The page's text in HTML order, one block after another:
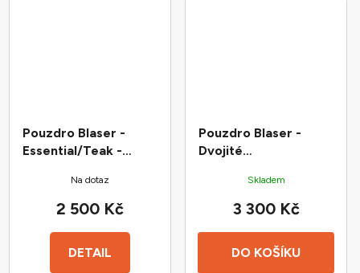
Pouzdro Blaser -
Essential/Teak -
Na dotaz
DETAIL
2 500 Kč
Pouzdro Blaser -
Dvojité
Skladem
DO KOŠÍKU
3 300 Kč